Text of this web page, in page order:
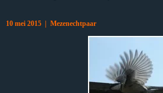
10 mei 2015 | Mezenechtpaar